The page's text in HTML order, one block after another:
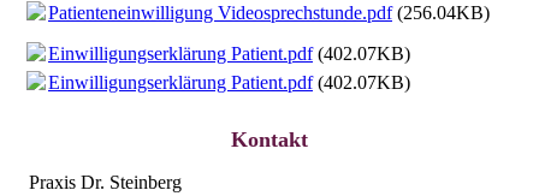
Patienteneinwilligung Videosprechstunde.pdf(256.04KB)
Einwilligungserklärung Patient.pdf(402.07KB)
Einwilligungserklärung Patient.pdf(402.07KB)
Kontakt
Praxis Dr. Steinberg